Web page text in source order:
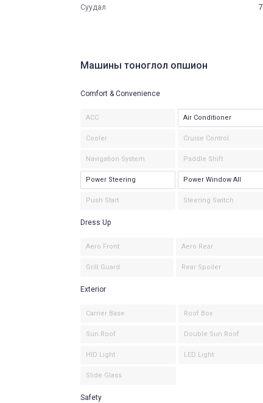
Суудал 7
Машины тоноглол опшион
Comfort & Convenience
ACC Air Conditioner
Cooler Cruise Control
Navigation System Paddle Shift
Power Steering Power Window All
Push Start Steering Switch
Dress Up
Aero Front Aero Rear
Grill Guard Rear Spoiler
Exterior
Carrier Base Roof Box
Sun Roof Double Sun Roof
HID Light LED Light
Slide Glass
Safety